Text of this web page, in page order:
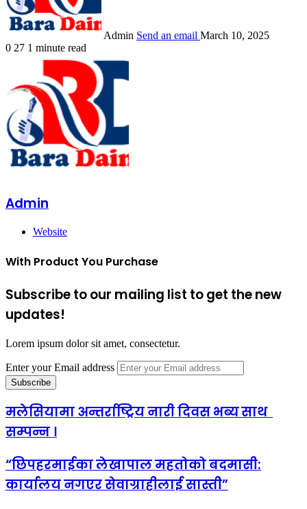
Admin Send an email March 10, 2025
0 27 1 minute read
Admin
Website
With Product You Purchase
Subscribe to our mailing list to get the new
updates!
Lorem ipsum dolor sit amet, consectetur.
Enter your Email address
मलेसियामा अन्तर्राष्ट्रिय नारी दिवस भब्य साथ
सम्पन्न ।
“छिपहरमाईका लेखापाल महतोको बदमासी:
कार्यालय नगएर सेवाग्राहीलाई सास्ती”